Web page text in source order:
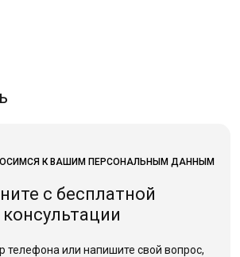
К ВАШИМ ПЕРСОНАЛЬНЫМ ДАННЫМ
с бесплатной
консультации
телефона или напишите свой вопрос,